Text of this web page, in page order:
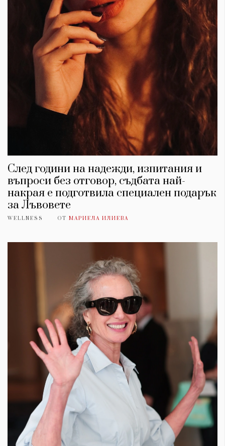
След години на надежди, изпитания и
въпроси без отговор, съдбата най-
накрая е подготвила специален подарък
за Лъвовете
WELLNESS ОТ МАРИЕЛА ИЛИЕВА